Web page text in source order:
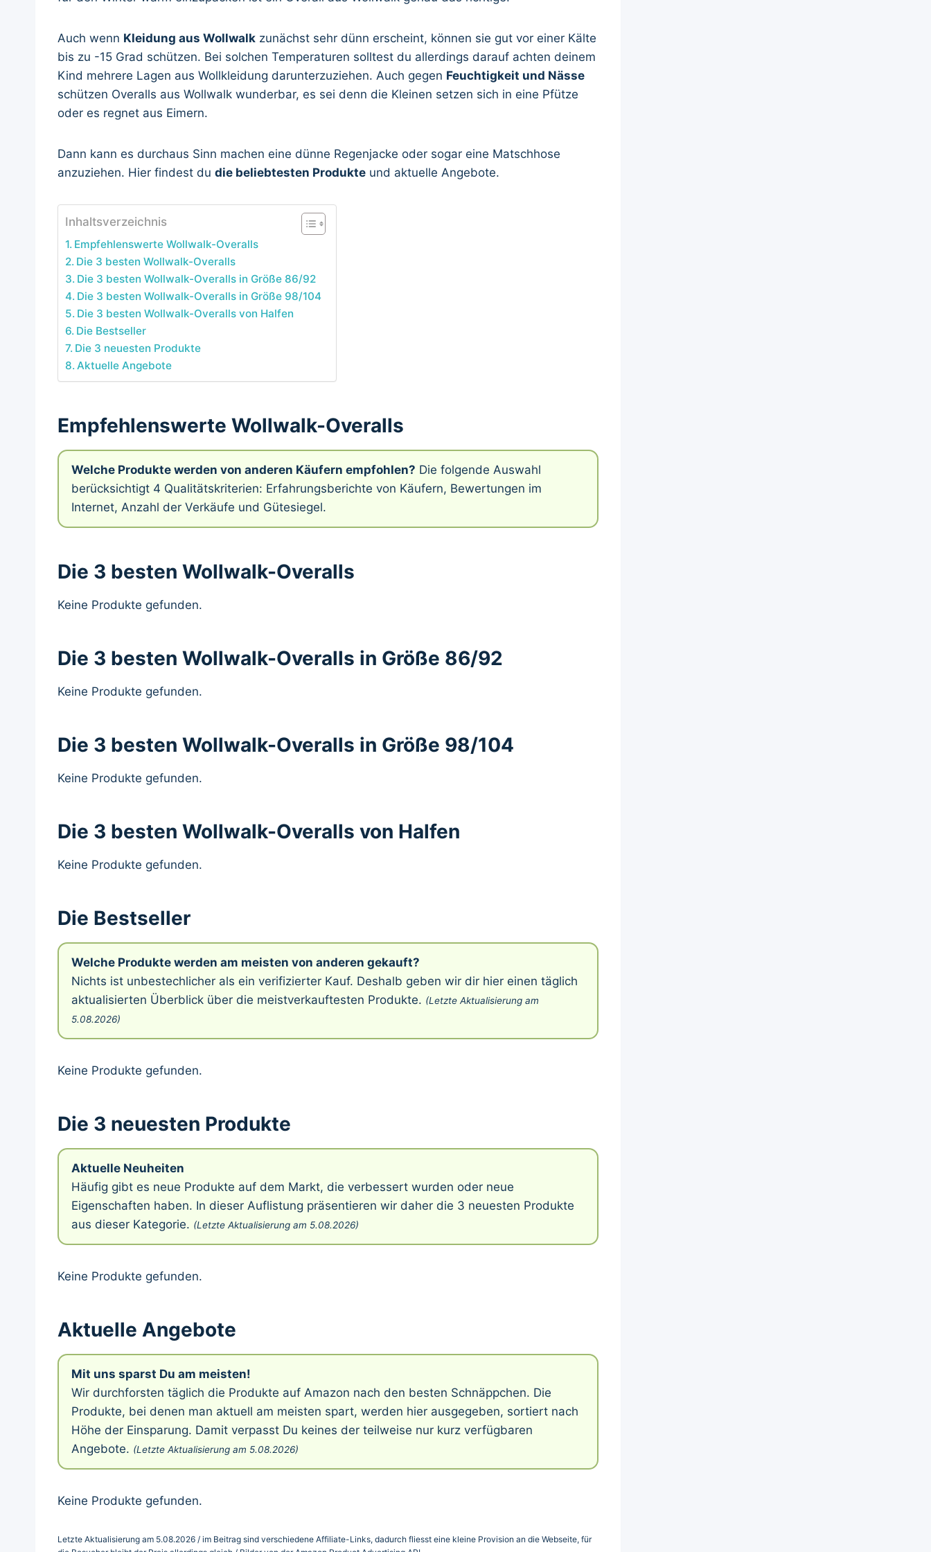
Auch wenn Kleidung aus Wollwalk zunächst sehr dünn erscheint, können sie gut vor einer Kälte
bis zu -15 Grad schützen. Bei solchen Temperaturen solltest du allerdings darauf achten deinem
Kind mehrere Lagen aus Wollkleidung darunterzuziehen. Auch gegen Feuchtigkeit und Nässe
schützen Overalls aus Wollwalk wunderbar, es sei denn die Kleinen setzen sich in eine Pfütze
oder es regnet aus Eimern.
Dann kann es durchaus Sinn machen eine dünne Regenjacke oder sogar eine Matschhose
anzuziehen. Hier findest du die beliebtesten Produkte und aktuelle Angebote.
Inhaltsverzeichnis
Empfehlenswerte Wollwalk-Overalls
Die 3 besten Wollwalk-Overalls
Die 3 besten Wollwalk-Overalls in Größe 86/92
Die 3 besten Wollwalk-Overalls in Größe 98/104
Die 3 besten Wollwalk-Overalls von Halfen
Die Bestseller
Die 3 neuesten Produkte
Aktuelle Angebote
Empfehlenswerte Wollwalk-Overalls
Welche Produkte werden von anderen Käufern empfohlen? Die folgende Auswahl
berücksichtigt 4 Qualitätskriterien: Erfahrungsberichte von Käufern, Bewertungen im
Internet, Anzahl der Verkäufe und Gütesiegel.
Die 3 besten Wollwalk-Overalls
Keine Produkte gefunden.
Die 3 besten Wollwalk-Overalls in Größe 86/92
Keine Produkte gefunden.
Die 3 besten Wollwalk-Overalls in Größe 98/104
Keine Produkte gefunden.
Die 3 besten Wollwalk-Overalls von Halfen
Keine Produkte gefunden.
Die Bestseller
Welche Produkte werden am meisten von anderen gekauft?
Nichts ist unbestechlicher als ein verifizierter Kauf. Deshalb geben wir dir hier einen täglich
aktualisierten Überblick über die meistverkauftesten Produkte. (Letzte Aktualisierung am
5.08.2026)
Keine Produkte gefunden.
Die 3 neuesten Produkte
Aktuelle Neuheiten
Häufig gibt es neue Produkte auf dem Markt, die verbessert wurden oder neue
Eigenschaften haben. In dieser Auflistung präsentieren wir daher die 3 neuesten Produkte
aus dieser Kategorie. (Letzte Aktualisierung am 5.08.2026)
Keine Produkte gefunden.
Aktuelle Angebote
Mit uns sparst Du am meisten!
Wir durchforsten täglich die Produkte auf Amazon nach den besten Schnäppchen. Die
Produkte, bei denen man aktuell am meisten spart, werden hier ausgegeben, sortiert nach
Höhe der Einsparung. Damit verpasst Du keines der teilweise nur kurz verfügbaren
Angebote. (Letzte Aktualisierung am 5.08.2026)
Keine Produkte gefunden.
Letzte Aktualisierung am 5.08.2026 / im Beitrag sind verschiedene Affiliate-Links, dadurch fliesst eine kleine Provision an die Webseite, für